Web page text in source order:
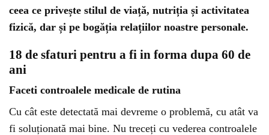
ceea ce privește stilul de viață, nutriția și activitatea
fizică, dar și pe bogăția relațiilor noastre personale.
18 de sfaturi pentru a fi in forma dupa 60 de
ani
Faceti controalele medicale de rutina
Cu cât este detectată mai devreme o problemă, cu atât va
fi soluționată mai bine. Nu treceți cu vederea controalele